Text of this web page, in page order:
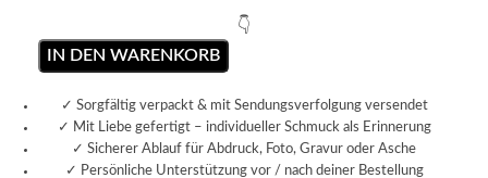
👇
IN DEN WARENKORB
✓ Sorgfältig verpackt & mit Sendungsverfolgung versendet
✓ Mit Liebe gefertigt – individueller Schmuck als Erinnerung
✓ Sicherer Ablauf für Abdruck, Foto, Gravur oder Asche
✓ Persönliche Unterstützung vor / nach deiner Bestellung